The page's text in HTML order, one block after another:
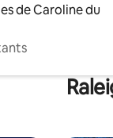
de Caroline du